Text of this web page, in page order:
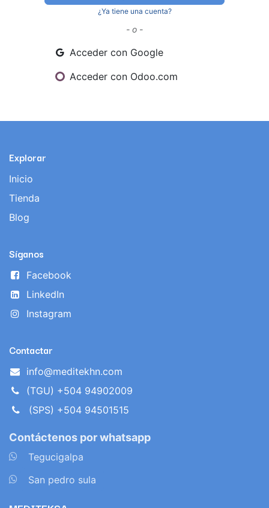
¿Ya tiene una cuenta?
- o -
Acceder con Google
Acceder con Odoo.com
Explorar
Inicio
Tienda
Blog
Síganos
Facebook
LinkedIn
Instagram
Contactar
info@meditekhn.com
(TGU) +504 94902009
(SPS) +504 94501515
Contáctenos por whatsapp
Tegucigalpa
San pedro sula